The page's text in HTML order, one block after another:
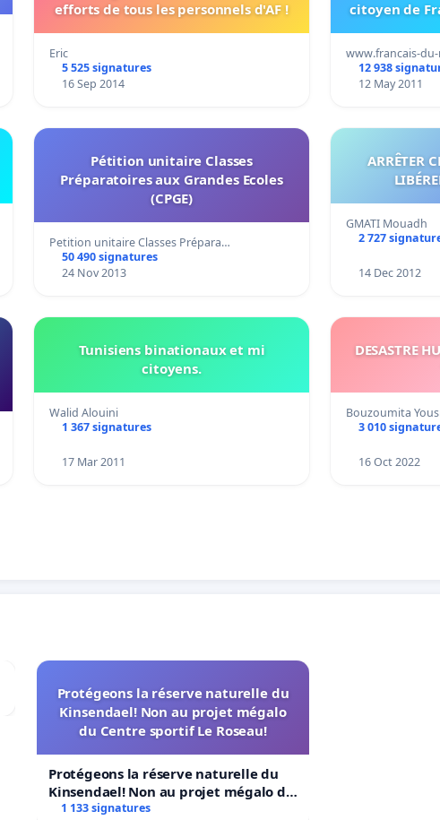
efforts de tous les personnels d'AF !
Eric
5 525 signatures
16 Sep 2014
citoyen de
www.francais-
12 938
12 May 2011
Pétition unitaire Classes
Préparatoires aux Grandes Ecoles
(CPGE)
Petition unitaire Classes Prépara…
50 490 signatures
24 Nov 2013
ARRÊTER
GMATI Mouadh
2 727
14 Dec 2012
Tunisiens binationaux et mi
citoyens.
Walid Alouini
1 367 signatures
17 Mar 2011
DESASTRE
Bouzoumita
3 010
16 Oct 2022
Protégeons la réserve naturelle du
Kinsendael! Non au projet mégalo
du Centre sportif Le Roseau!
Protégeons la réserve naturelle du
Kinsendael! Non au projet mégalo du
Centre sportif Le Roseau!
1 133 signatures